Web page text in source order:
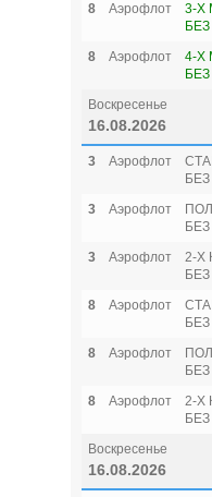
8
Аэрофлот
3-Х
8
Аэрофлот
4-Х
Воскресенье
16.08.2026
3 Аэрофлот
3
Аэрофлот
3
Аэрофлот
2-Х
8
Аэрофлот
8
Аэрофлот
8
Аэрофлот
2-Х
Воскресенье
16.08.2026